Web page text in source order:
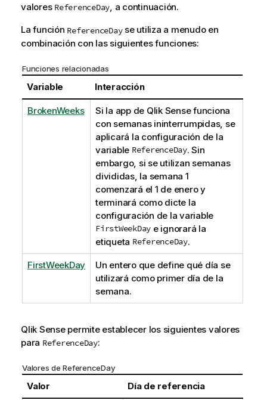
valores ReferenceDay , a continuación.
La función ReferenceDayse utiliza a menudo en
combinación con las siguientes funciones:
Funciones relacionadas
Variable Interacción
BrokenWeeks Si la app de Qlik Sensefunciona
con semanas ininterrumpidas, se
aplicará la configuración de la
variable ReferenceDay. Sin
embargo, si se utilizan semanas
divididas, la semana 1
comenzará el 1 de enero y
terminará como dicte la
configuración de la variable
FirstWeekDay e ignorará la
etiqueta ReferenceDay.
FirstWeekDay
Un entero que define qué día se
utilizará como primer día de la
semana.
Qlik Sensepermite establecer los siguientes valores
para ReferenceDay:
Valores de ReferenceDay
Valor Día de referencia